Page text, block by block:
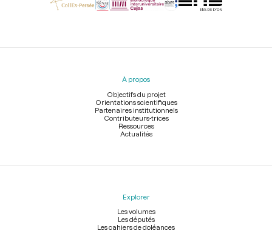
Menu
À propos
Objectifs du projet
Orientations scientifiques
Partenaires institutionnels
Contributeurs-trices
Ressources
Actualités
Explorer
Les volumes
Les députés
Les cahiers de doléances